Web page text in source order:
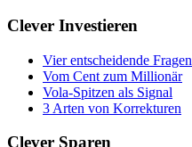
Clever Investieren
Vier entscheidende Fragen
Vom Cent zum Millionär
Vola-Spitzen als Signal
3 Arten von Korrekturen
Clever Sparen